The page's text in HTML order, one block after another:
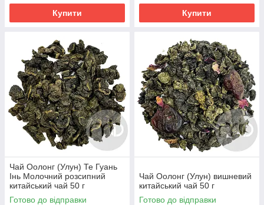
Купити Купити
Чай Оолонг (Улун) Те Гуань
Інь Молочний розсипний
китайський чай 50 г
Готово до відправки
Чай Оолонг (Улун) вишневий
китайський чай 50 г
Готово до відправки